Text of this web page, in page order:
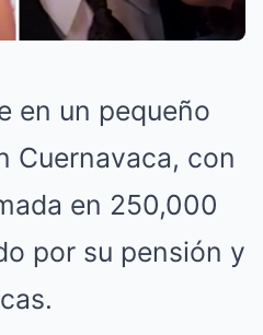
en un pequeño
Cuernavaca, con
en 250,000
por su pensión y